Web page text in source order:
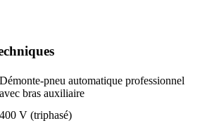
Démonte-pneu automatique professionnel
avec bras auxiliaire
400 V (triphasé)